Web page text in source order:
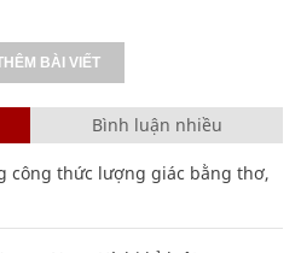
BÀI VIẾT
Bình luận nhiều
công thức lượng giác bằng thơ,